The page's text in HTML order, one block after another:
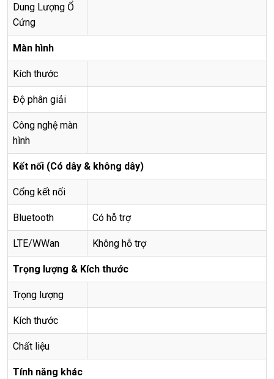
Dung Lượng Ổ
Cứng
Màn hình
Kích thước
Độ phân giải
Công nghệ màn
hình
Kết nối (Có dây & không dây)
Cổng kết nối
Bluetooth Có hỗ trợ
LTE/WWan Không hỗ trợ
Trọng lượng & Kích thước
Trọng lượng
Kích thước
Chất liệu
Tính năng khác